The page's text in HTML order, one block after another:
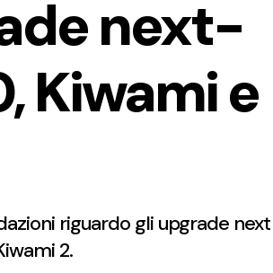
next-
Kiwami e
riguardo gli upgrade next
2.